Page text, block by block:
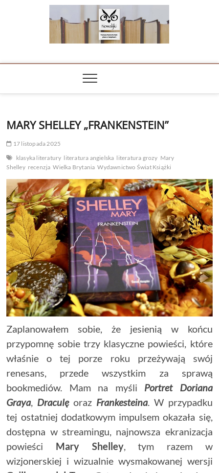
NOWALIJKI
MARY SHELLEY „FRANKENSTEIN”
17 listopada 2025
klasyka literatury literatura angielska literatura grozy Mary
Shelley recenzja Wielka Brytania Wydawnictwo Świat Książki
Zaplanowałem sobie, że jesienią w końcu
przypomnę sobie trzy klasyczne powieści, które
właśnie o tej porze roku przeżywają swój
renesans, przede wszystkim za sprawą
bookmediów. Mam na myśli Portret Doriana
Graya, Draculęoraz Frankesteina. W przypadku
tej ostatniej dodatkowym impulsem okazała się,
dostępna w streamingu, najnowsza ekranizacja
powieści Mary Shelley, tym razem w
wizjonerskiej i wizualnie wysmakowanej wersji